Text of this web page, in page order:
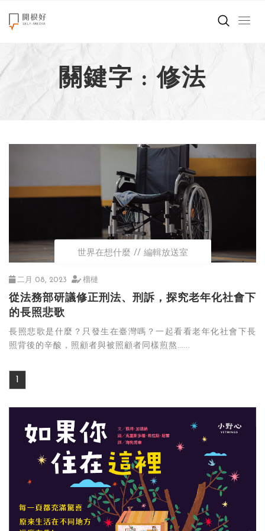
來點正能量
世界在想什麼
創造美好生活
影片專區
關鍵字 : 修法
世界在想什麼 編輯放送室
二月 08, 2023 榴槤
從法務部研議修正刑法、刑訴，探究老年化社會下
的長照悲歌
長照悲歌是什麼？只發生在臺灣嗎？一起看看老年化社會下長
照背後的辛酸，照顧者與被照顧者同樣煎熬…...
1